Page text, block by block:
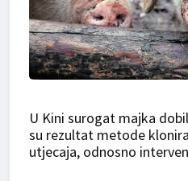
U Kini surogat majka
su rezultat metode
utjecaja, odnosno